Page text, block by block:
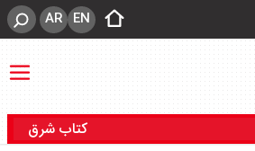
EN
AR
کتاب شرق